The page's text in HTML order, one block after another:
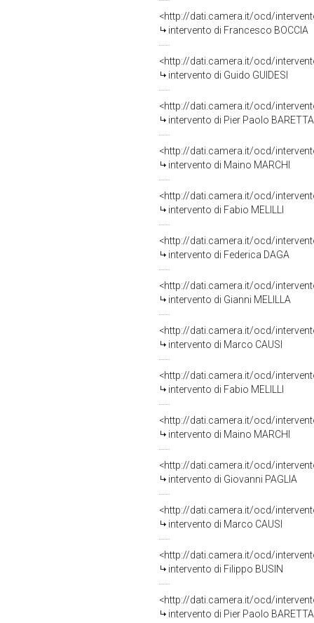
<http://dati.camera.it/ocd/
intervento di Francesco BOCCIA
<http://dati.camera.it/ocd/
intervento di Guido GUIDESI
<http://dati.camera.it/ocd/
intervento di Pier Paolo BARETTA
<http://dati.camera.it/ocd/
intervento di Maino MARCHI
<http://dati.camera.it/ocd/
intervento di Fabio MELILLI
<http://dati.camera.it/ocd/
intervento di Federica DAGA
<http://dati.camera.it/ocd/
intervento di Gianni MELILLA
<http://dati.camera.it/ocd/
intervento di Marco CAUSI
<http://dati.camera.it/ocd/
intervento di Fabio MELILLI
<http://dati.camera.it/ocd/
intervento di Maino MARCHI
<http://dati.camera.it/ocd/
intervento di Giovanni PAGLIA
<http://dati.camera.it/ocd/
intervento di Marco CAUSI
<http://dati.camera.it/ocd/
intervento di Filippo BUSIN
<http://dati.camera.it/ocd/
intervento di Pier Paolo BARETTA